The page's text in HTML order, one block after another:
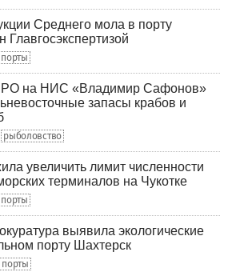
Среднего мола в порту
Главгосэкспертизой
порты
на НИС «Владимир Сафонов»
запасы крабов и
рыболовство
увеличить лимит численности
терминалов на Чукотке
порты
выявила экологические
порту Шахтерск
порты